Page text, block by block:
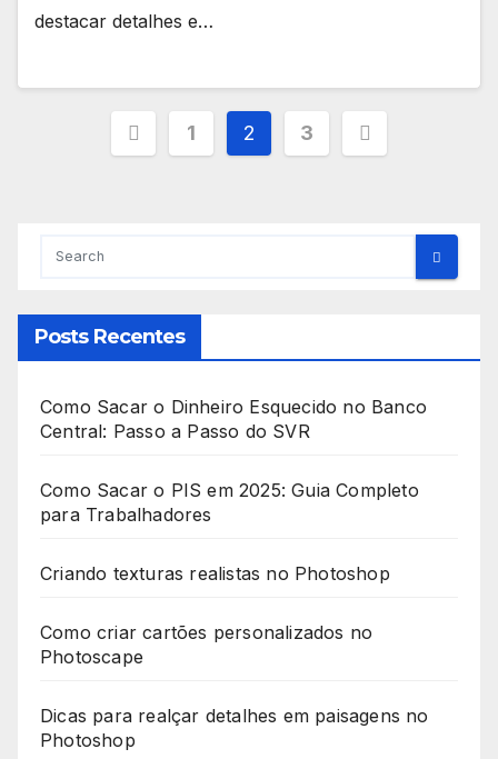
destacar detalhes e…
Paginação
1 2 3
Posts Recentes
Como Sacar o Dinheiro Esquecido no Banco
Central: Passo a Passo do SVR
Como Sacar o PIS em 2025: Guia Completo
para Trabalhadores
Criando texturas realistas no Photoshop
Como criar cartões personalizados no
Photoscape
Dicas para realçar detalhes em paisagens no
Photoshop